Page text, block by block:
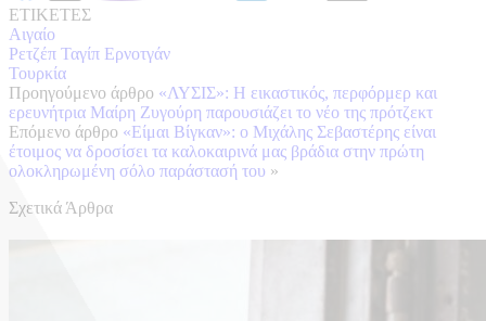
ΕΤΙΚΕΤΕΣ
Αιγαίο
Ρετζέπ Ταγίπ Ερνοτγάν
Τουρκία
Προηγούμενο άρθρο «ΛΥΣΙΣ»: Η εικαστικός, περφόρμερ και
ερευνήτρια Μαίρη Ζυγούρη παρουσιάζει το νέο της πρότζεκτ
Επόμενο άρθρο «Είμαι Βίγκαν»: ο Μιχάλης Σεβαστέρης είναι
έτοιμος να δροσίσει τα καλοκαιρινά μας βράδια στην πρώτη
ολοκληρωμένη σόλο παράστασή του »
Σχετικά Άρθρα